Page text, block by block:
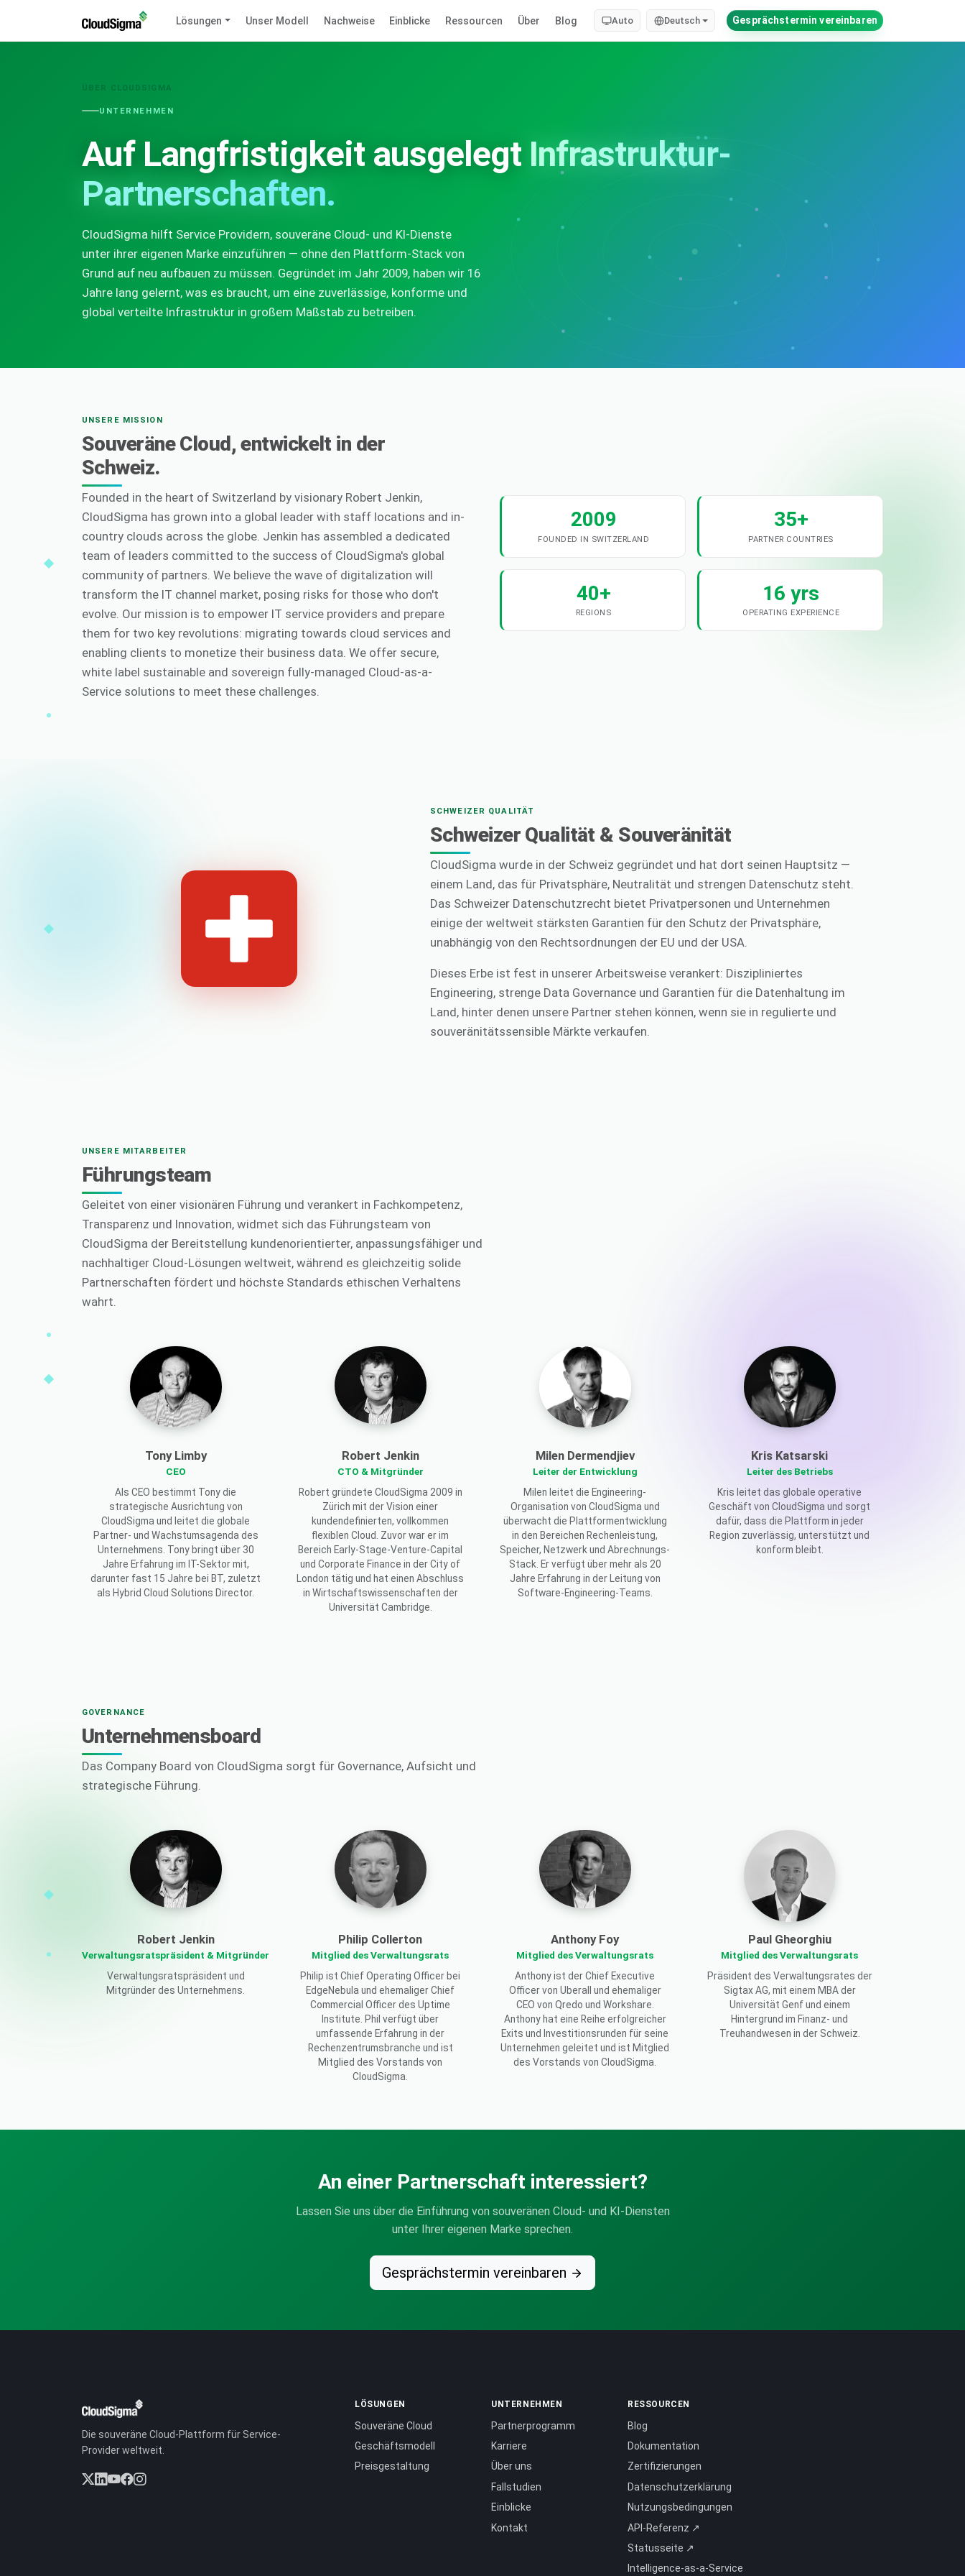
Lösungen Unser Modell Nachweise Einblicke Ressourcen Über Blog Auto Deutsch Gesprächstermin vereinbaren
ÜBER CLOUDSIGMA
UNTERNEHMEN
Auf Langfristigkeit ausgelegt Infrastruktur-
Partnerschaften.
CloudSigma hilft Service Providern, souveräne Cloud- und KI-Dienste
unter ihrer eigenen Marke einzuführen — ohne den Plattform-Stack von
Grund auf neu aufbauen zu müssen. Gegründet im Jahr 2009, haben wir 16
Jahre lang gelernt, was es braucht, um eine zuverlässige, konforme und
global verteilte Infrastruktur in großem Maßstab zu betreiben.
UNSERE MISSION
Souveräne Cloud, entwickelt in der
Schweiz.
Founded in the heart of Switzerland by visionary Robert Jenkin,
CloudSigma has grown into a global leader with staff locations and in-
country clouds across the globe. Jenkin has assembled a dedicated
team of leaders committed to the success of CloudSigma's global
community of partners. We believe the wave of digitalization will
transform the IT channel market, posing risks for those who don't
evolve. Our mission is to empower IT service providers and prepare
them for two key revolutions: migrating towards cloud services and
enabling clients to monetize their business data. We offer secure,
white label sustainable and sovereign fully-managed Cloud-as-a-
Service solutions to meet these challenges.
2009
FOUNDED IN SWITZERLAND
35+
PARTNER COUNTRIES
40+
REGIONS
16 yrs
OPERATING EXPERIENCE
SCHWEIZER QUALITÄT
Schweizer Qualität & Souveränität
CloudSigma wurde in der Schweiz gegründet und hat dort seinen Hauptsitz —
einem Land, das für Privatsphäre, Neutralität und strengen Datenschutz steht.
Das Schweizer Datenschutzrecht bietet Privatpersonen und Unternehmen
einige der weltweit stärksten Garantien für den Schutz der Privatsphäre,
unabhängig von den Rechtsordnungen der EU und der USA.
Dieses Erbe ist fest in unserer Arbeitsweise verankert: Diszipliniertes
Engineering, strenge Data Governance und Garantien für die Datenhaltung im
Land, hinter denen unsere Partner stehen können, wenn sie in regulierte und
souveränitätssensible Märkte verkaufen.
UNSERE MITARBEITER
Führungsteam
Geleitet von einer visionären Führung und verankert in Fachkompetenz,
Transparenz und Innovation, widmet sich das Führungsteam von
CloudSigma der Bereitstellung kundenorientierter, anpassungsfähiger und
nachhaltiger Cloud-Lösungen weltweit, während es gleichzeitig solide
Partnerschaften fördert und höchste Standards ethischen Verhaltens
wahrt.
Tony Limby
CEO
Als CEO bestimmt Tony die
strategische Ausrichtung von
CloudSigma und leitet die globale
Partner- und Wachstumsagenda des
Unternehmens. Tony bringt über 30
Jahre Erfahrung im IT-Sektor mit,
darunter fast 15 Jahre bei BT, zuletzt
als Hybrid Cloud Solutions Director.
Robert Jenkin
CTO & Mitgründer
Robert gründete CloudSigma 2009 in
Zürich mit der Vision einer
kundendefinierten, vollkommen
flexiblen Cloud. Zuvor war er im
Bereich Early-Stage-Venture-Capital
und Corporate Finance in der City of
London tätig und hat einen Abschluss
in Wirtschaftswissenschaften der
Universität Cambridge.
Milen Dermendjiev
Leiter der Entwicklung
Milen leitet die Engineering-
Organisation von CloudSigma und
überwacht die Plattformentwicklung
in den Bereichen Rechenleistung,
Speicher, Netzwerk und Abrechnungs-
Stack. Er verfügt über mehr als 20
Jahre Erfahrung in der Leitung von
Software-Engineering-Teams.
Kris Katsarski
Leiter des Betriebs
Kris leitet das globale operative
Geschäft von CloudSigma und sorgt
dafür, dass die Plattform in jeder
Region zuverlässig, unterstützt und
konform bleibt.
GOVERNANCE
Unternehmensboard
Das Company Board von CloudSigma sorgt für Governance, Aufsicht und
strategische Führung.
Robert Jenkin
Verwaltungsratspräsident & Mitgründer
Verwaltungsratspräsident und
Mitgründer des Unternehmens.
Philip Collerton
Mitglied des Verwaltungsrats
Philip ist Chief Operating Officer bei
EdgeNebula und ehemaliger Chief
Commercial Officer des Uptime
Institute. Phil verfügt über
umfassende Erfahrung in der
Rechenzentrumsbranche und ist
Mitglied des Vorstands von
CloudSigma.
Anthony Foy
Mitglied des Verwaltungsrats
Anthony ist der Chief Executive
Officer von Uberall und ehemaliger
CEO von Qredo und Workshare.
Anthony hat eine Reihe erfolgreicher
Exits und Investitionsrunden für seine
Unternehmen geleitet und ist Mitglied
des Vorstands von CloudSigma.
Paul Gheorghiu
Mitglied des Verwaltungsrats
Präsident des Verwaltungsrates der
Sigtax AG, mit einem MBA der
Universität Genf und einem
Hintergrund im Finanz- und
Treuhandwesen in der Schweiz.
An einer Partnerschaft interessiert?
Lassen Sie uns über die Einführung von souveränen Cloud- und KI-Diensten
unter Ihrer eigenen Marke sprechen.
Gesprächstermin vereinbaren
Die souveräne Cloud-Plattform für Service-
Provider weltweit.
LÖSUNGEN
Souveräne Cloud
Geschäftsmodell
Preisgestaltung
UNTERNEHMEN
Partnerprogramm
Karriere
Über uns
Fallstudien
Einblicke
Kontakt
RESSOURCEN
Blog
Dokumentation
Zertifizierungen
Datenschutzerklärung
Nutzungsbedingungen
API-Referenz ↗
Statusseite ↗
Intelligence-as-a-Service